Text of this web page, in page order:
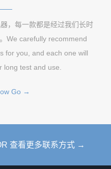
，每一款都是经过我们长时
We carefully recommend
for you, and each one will
test and use.
Go →
查看更多联系方式 →